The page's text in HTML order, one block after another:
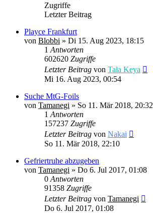
Zugriffe
Letzter Beitrag
Playce Frankfurt
von Blobbi » Di 15. Aug 2023, 18:15
1 Antworten
602620 Zugriffe
Letzter Beitrag von Tala Keya
Mi 16. Aug 2023, 00:54
Suche MtG-Foils
von Tamanegi » So 11. Mär 2018, 20:32
1 Antworten
157237 Zugriffe
Letzter Beitrag von Nakai
So 11. Mär 2018, 22:10
Gefriertruhe abzugeben
von Tamanegi » Do 6. Jul 2017, 01:08
0 Antworten
91358 Zugriffe
Letzter Beitrag von Tamanegi
Do 6. Jul 2017, 01:08